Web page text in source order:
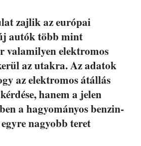
zajlik az európai
autók több mint
valamilyen elektromos
az utakra. Az adatok
az elektromos átállás
hanem a jelen
a hagyományos benzin-
nagyobb teret